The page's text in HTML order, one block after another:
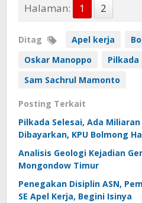
Halaman: 1 2
Ditag Apel kerja
Oskar Manoppo
Pilkada
Sam Sachrul Mamonto
Posting Terkait
Pilkada Selesai, Ada Miliaran
Dibayarkan, KPU Bolmong
Analisis Geologi Kejadian
Mongondow Timur
Penegakan Disiplin ASN,
SE Apel Kerja, Begini Isinya